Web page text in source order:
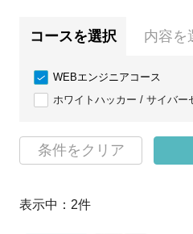
コースを選択 内容を
WEBエンジニアコース
ホワイトハッカー / サイバー
条件をクリア
表示中： 2件